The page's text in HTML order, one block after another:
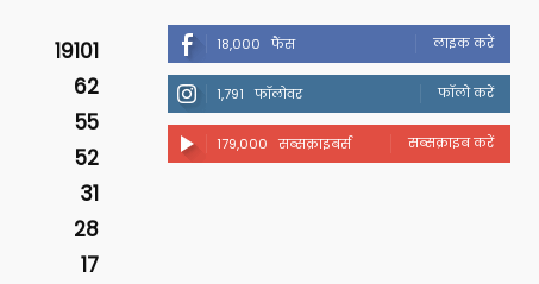
19101
62
55
52
31
28
17
18,000 फैंस लाइक करें
1,791 फॉलोवर फॉलो करें
179,000 सब्सक्राइबर्स सब्सक्राइब करें